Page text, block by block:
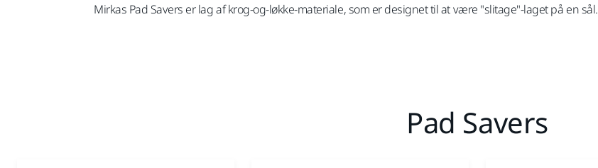
Mirkas Pad Savers er lag af krog-og-løkke-materiale, som er designet til at være "slitage"-laget på en sål.
Pad Savers